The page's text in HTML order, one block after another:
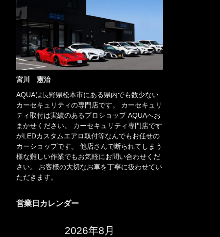
宮川 憲治
AQUAは長野県松本市にある県内でも数少ない
カーセキュリティの専門店です。 カーセキュリ
ティ取付は実績のあるプロショップ AQUAへお
まかせください。 カーセキュリティ専門店です
がLEDカスタムエアロ取付等なんでもお任せの
カーショップです。 他店さんで断られてしまう
様な難しい作業でもお気軽にお問い合わせくだ
さい。 お客様の大切なお車を丁寧に扱わせてい
ただきます。
営業日カレンダー
2026年8月